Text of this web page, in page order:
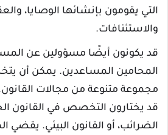
التي يقومون بإنشائها الوصايا،
والاستئنافات.
قد يكونون أيضًا مسؤولين عن
المحامين المساعدين. يمكن أن
مجموعة متنوعة من مجالات
قد يختارون التخصص في القانون
الضرائب، أو القانون البيئي.